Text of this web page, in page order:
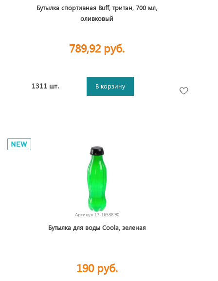
Бутылка спортивная Buff, тритан, 700 мл,
оливковый
789,92 руб.
1311 шт. В корзину
Артикул 17-16538.90
Бутылка для воды Coola, зеленая
190 руб.